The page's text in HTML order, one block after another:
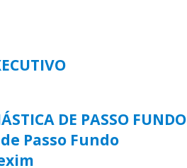
DE PASSO FUNDO
Passo Fundo